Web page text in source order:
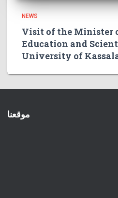
NEWS
Visit of the Minister
Education and
University of
موقعنا